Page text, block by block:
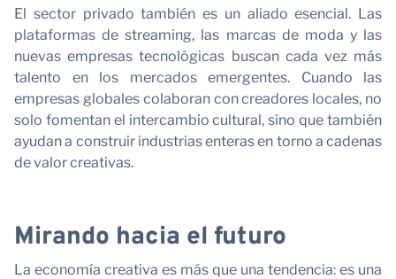
El sector privado también es un aliado esencial. Las
plataformas de streaming, las marcas de moda y las
nuevas empresas tecnológicas buscan cada vez más
talento en los mercados emergentes. Cuando las
empresas globales colaboran con creadores locales, no
solo fomentan el intercambio cultural, sino que también
ayudan a construir industrias enteras en torno a cadenas
de valor creativas.
Mirando hacia el futuro
La economía creativa es más que una tendencia: es una